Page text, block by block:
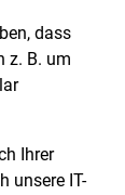
dass
z. B. um
Ihrer
unsere IT-